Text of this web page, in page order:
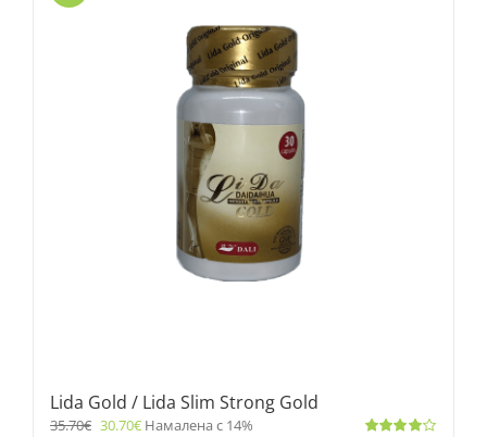
Lida Gold / Lida Slim Strong Gold
35.70€ 30.70€ Намалена с 14%